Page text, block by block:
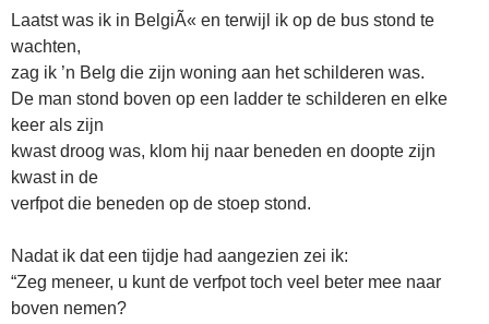
Laatst was ik in BelgiÃ« en terwijl ik op de bus stond te
wachten,
zag ik ’n Belg die zijn woning aan het schilderen was.
De man stond boven op een ladder te schilderen en elke
keer als zijn
kwast droog was, klom hij naar beneden en doopte zijn
kwast in de
verfpot die beneden op de stoep stond.
Nadat ik dat een tijdje had aangezien zei ik:
“Zeg meneer, u kunt de verfpot toch veel beter mee naar
boven nemen?